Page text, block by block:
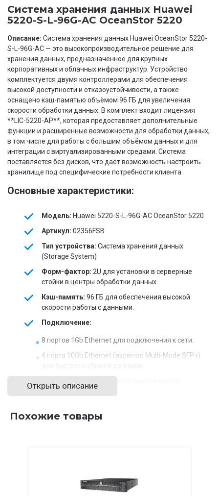
Система хранения данных Huawei
5220-S-L-96G-AC OceanStor 5220
Описание: Система хранения данных Huawei OceanStor 5220-
S-L-96G-AC — это высокопроизводительное решение для
хранения данных, предназначенное для крупных
корпоративных и облачных инфраструктур. Устройство
комплектуется двумя контроллерами для обеспечения
высокой доступности и отказоустойчивости, а также
оснащено кэш-памятью объёмом 96 ГБ для увеличения
скорости обработки данных. В комплект входит лицензия
**LIC-5220-AP**, которая предоставляет дополнительные
функции и расширенные возможности для обработки данных,
в том числе для работы с большим объёмом данных и для
интеграции с виртуализированными средами. Система
поставляется без дисков, что даёт возможность настроить
хранилище под специфические потребности клиента.
Основные характеристики:
Модель: Huawei 5220-S-L-96G-AC OceanStor 5220
Артикул: 02356FSB
Тип устройства: Система хранения данных
(Storage System)
Форм-фактор: 2U для установки в серверные
стойки в центры обработки данных.
Кэш-память: 96 ГБ для обеспечения высокой
скорости работы с данными.
Подключение:
8 портов 1Gb Ethernet для подключения к сети.
4 порта 10Gb Ethernet (включая Multi-Mode SFP+)
устройств хранения.
Энергопитание:AC 240V HVDC для эффективной
использования в офисах и ЦОД.
Открыть описание
Похожие товары